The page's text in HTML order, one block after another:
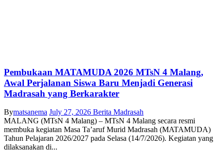
Pembukaan MATAMUDA 2026 MTsN 4 Malang,
Awal Perjalanan Siswa Baru Menjadi Generasi
Madrasah yang Berkarakter
Bymatsanema July 27, 2026 Berita Madrasah
MALANG (MTsN 4 Malang) – MTsN 4 Malang secara resmi
membuka kegiatan Masa Ta’aruf Murid Madrasah (MATAMUDA)
Tahun Pelajaran 2026/2027 pada Selasa (14/7/2026). Kegiatan yang
dilaksanakan di...